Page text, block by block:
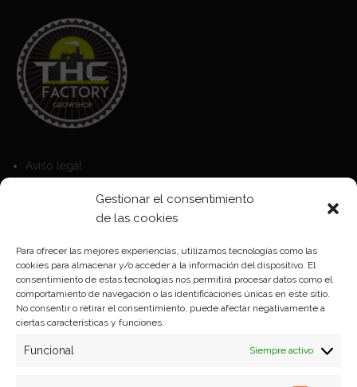
Gestionar el consentimiento
de las cookies
Para ofrecer las mejores experiencias, utilizamos tecnologías como las
cookies para almacenar y/o acceder a la información del dispositivo. El
consentimiento de estas tecnologías nos permitirá procesar datos como el
comportamiento de navegación o las identificaciones únicas en este sitio.
No consentir o retirar el consentimiento, puede afectar negativamente a
ciertas características y funciones.
Funcional Siempre activo
Aviso legal
Política de Cookies
Política de privacidad
Formas de pago
Plazos y condiciones de envio
Politica de devoluciones